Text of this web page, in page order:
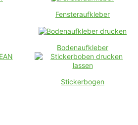
Fensteraufkleber
Bodenaufkleber
Stickerbogen